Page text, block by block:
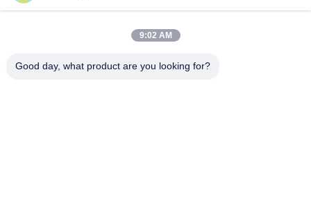
008613580404923
9:02 AM
Good day, what product are you looking for?